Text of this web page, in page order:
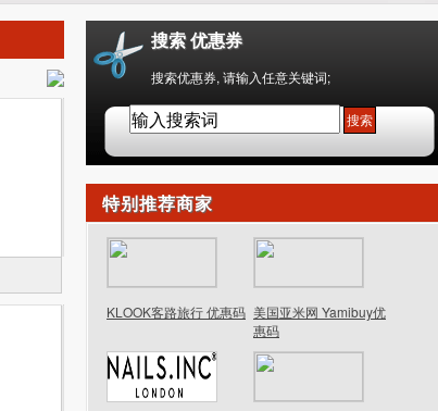
搜索 优惠券
搜索优惠券, 请输入任意关键词;
特别推荐商家
KLOOK客路旅行 优惠码 美国亚米网 Yamibuy优
惠码